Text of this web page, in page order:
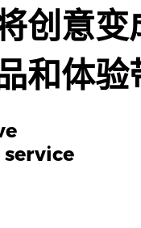
创意变
和体验